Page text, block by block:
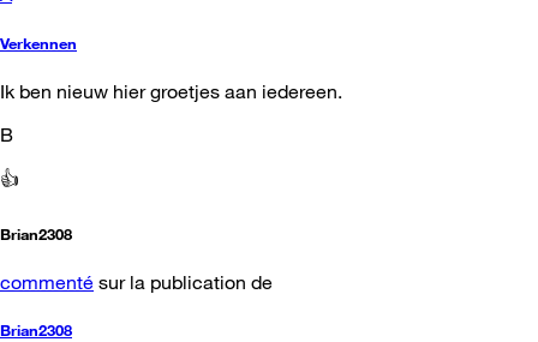
Verkennen
Ik ben nieuw hier groetjes aan iedereen.
B
👍
Brian2308
commenté sur la publication de
Brian2308